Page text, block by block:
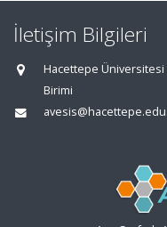
İletişim Bilgileri
Hacettepe Üniversitesi
Birimi